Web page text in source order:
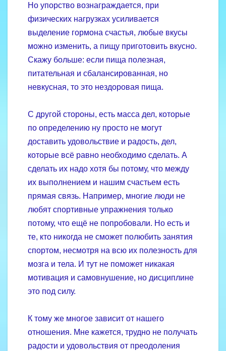
Но упорство вознаграждается, при
физических нагрузках усиливается
выделение гормона счастья, любые вкусы
можно изменить, а пищу приготовить вкусно.
Скажу больше: если пища полезная,
питательная и сбалансированная, но
невкусная, то это нездоровая пища.
С другой стороны, есть масса дел, которые
по определению ну просто не могут
доставить удовольствие и радость, дел,
которые всё равно необходимо сделать. А
сделать их надо хотя бы потому, что между
их выполнением и нашим счастьем есть
прямая связь. Например, многие люди не
любят спортивные упражнения только
потому, что ещё не попробовали. Но есть и
те, кто никогда не сможет полюбить занятия
спортом, несмотря на всю их полезность для
мозга и тела. И тут не поможет никакая
мотивация и самовнушение, но дисциплине
это под силу.
К тому же многое зависит от нашего
отношения. Мне кажется, трудно не получать
радости и удовольствия от преодоления